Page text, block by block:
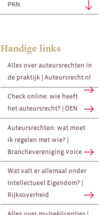
PKN
Handige links
Alles over auteursrechten in
de praktijk | Auteursrecht.nl
Check online: wie heeft
het auteursrecht? | DEN
Auteursrechten: wat moet
ik regelen met wie? |
Branchevereniging Voice
Wat valt er allemaal onder
Intellectueel Eigendom? |
Rijksoverheid